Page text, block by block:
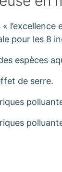
pour les 8
espèces
de serre.